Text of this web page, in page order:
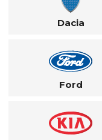
Dacia
Ford